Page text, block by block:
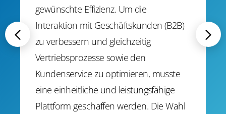
gewünschte Effizienz. Um die
Interaktion mit Geschäftskunden (B2B)
zu verbessern und gleichzeitig
Vertriebsprozesse sowie den
Kundenservice zu optimieren, musste
eine einheitliche und leistungsfähige
Plattform geschaffen werden. Die Wahl